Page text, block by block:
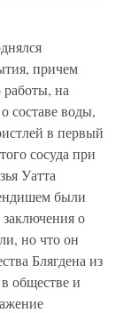
причем
на
составе воды,
в первый
сосуда при
Уатта
были
о
но что он
Блягдена из
обществе и